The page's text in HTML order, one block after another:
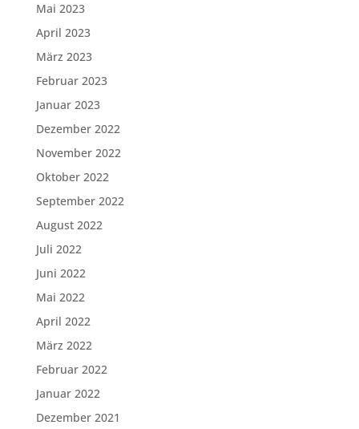
Mai 2023
April 2023
März 2023
Februar 2023
Januar 2023
Dezember 2022
November 2022
Oktober 2022
September 2022
August 2022
Juli 2022
Juni 2022
Mai 2022
April 2022
März 2022
Februar 2022
Januar 2022
Dezember 2021